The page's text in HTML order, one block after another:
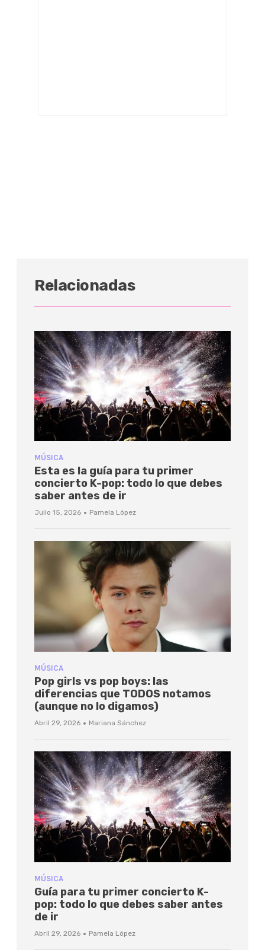
Relacionadas
MÚSICA
Esta es la guía para tu primer
concierto K-pop: todo lo que debes
saber antes de ir
Julio 15, 2026 · Pamela López
MÚSICA
Pop girls vs pop boys: las
diferencias que TODOS notamos
(aunque no lo digamos)
Abril 29, 2026 · Mariana Sánchez
MÚSICA
Guía para tu primer concierto K-
pop: todo lo que debes saber antes
de ir
Abril 29, 2026 · Pamela López